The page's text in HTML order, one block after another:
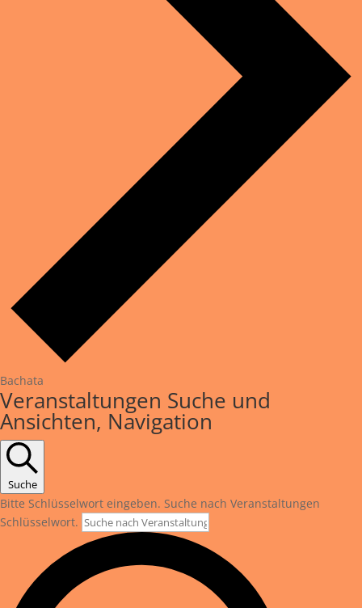
Bachata
Veranstaltungen
Veranstaltungen Suche und
Ansichten, Navigation
Suche
Bitte Schlüsselwort eingeben. Suche nach Veranstaltungen
Schlüsselwort.